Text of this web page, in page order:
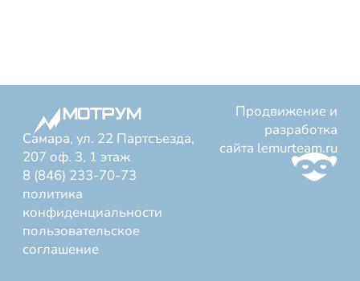
Самара, ул. 22 Партсъезда,
207 оф. 3, 1 этаж
8 (846) 233-70-73
политика
конфиденциальности
пользовательское
соглашение
Продвижение и
разработка
сайта lemurteam.ru